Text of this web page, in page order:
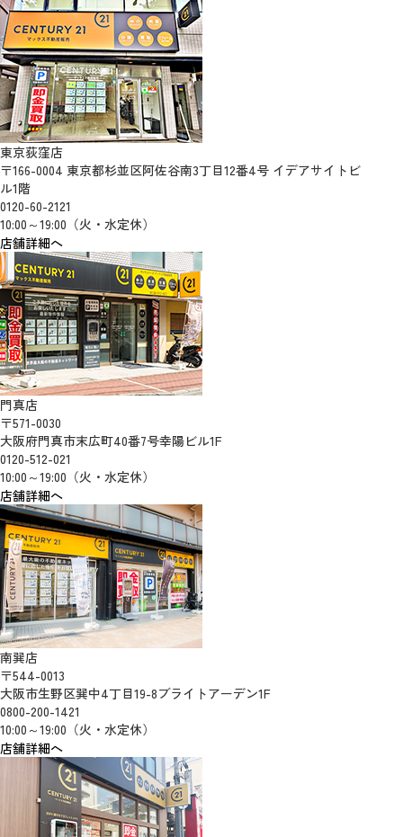
東京荻窪店
〒166-0004 東京都杉並区阿佐谷南3丁目12番4号 イデアサイトビ
ル1階
0120-60-2121
10:00～19:00（火・水定休）
店舗詳細へ
門真店
〒571-0030
大阪府門真市末広町40番7号幸陽ビル1F
0120-512-021
10:00～19:00（火・水定休）
店舗詳細へ
南巽店
〒544-0013
大阪市生野区巽中4丁目19-8ブライトアーデン1F
0800-200-1421
10:00～19:00（火・水定休）
店舗詳細へ